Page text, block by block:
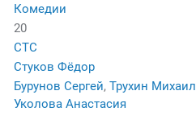
Комедии
20
СТС
Стуков Фёдор
Бурунов Сергей,Трухин Михаил
Уколова Анастасия